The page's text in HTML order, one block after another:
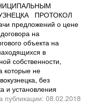
ПРОТОКОЛ
предложений о цене
на
объекта на
в
собственности,
которые не
без
и установления
публикации: 08.02.2018